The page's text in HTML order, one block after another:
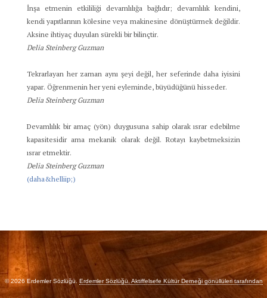
İnşa etmenin etkililiği devamlılığa bağlıdır; devamlılık kendini,
kendi yapıtlarının kölesine veya makinesine dönüştürmek değildir.
Aksine ihtiyaç duyulan sürekli bir bilinçtir.
Delia Steinberg Guzman
Tekrarlayan her zaman aynı şeyi değil, her seferinde daha iyisini
yapar. Öğrenmenin her yeni eyleminde, büyüdüğünü hisseder.
Delia Steinberg Guzman
Devamlılık bir amaç (yön) duygusuna sahip olarak ısrar edebilme
kapasitesidir ama mekanik olarak değil. Rotayı kaybetmeksizin
ısrar etmektir.
Delia Steinberg Guzman
(daha&helliip;)
© 2026 Erdemler Sözlüğü. Erdemler Sözlüğü, Aktiffelsefe Kültür Derneği gönüllüleri tarafından